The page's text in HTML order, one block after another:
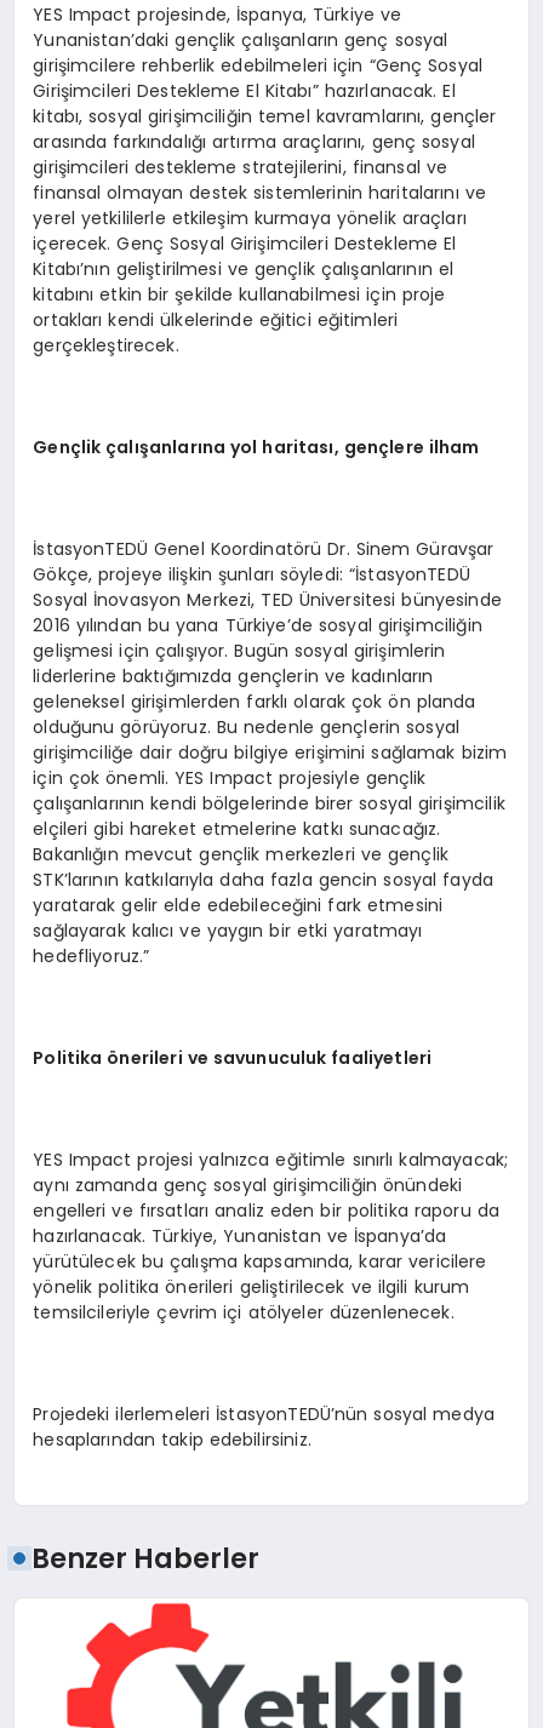
YES Impact projesinde, İspanya, Türkiye ve
Yunanistan’daki gençlik çalışanların genç sosyal
girişimcilere rehberlik edebilmeleri için “Genç Sosyal
Girişimcileri Destekleme El Kitabı” hazırlanacak. El
kitabı, sosyal girişimciliğin temel kavramlarını, gençler
arasında farkındalığı artırma araçlarını, genç sosyal
girişimcileri destekleme stratejilerini, finansal ve
finansal olmayan destek sistemlerinin haritalarını ve
yerel yetkililerle etkileşim kurmaya yönelik araçları
içerecek. Genç Sosyal Girişimcileri Destekleme El
Kitabı’nın geliştirilmesi ve gençlik çalışanlarının el
kitabını etkin bir şekilde kullanabilmesi için proje
ortakları kendi ülkelerinde eğitici eğitimleri
gerçekleştirecek.
Gençlik çalışanlarına yol haritası, gençlere ilham
İstasyonTEDÜ Genel Koordinatörü Dr. Sinem Güravşar
Gökçe, projeye ilişkin şunları söyledi: “İstasyonTEDÜ
Sosyal İnovasyon Merkezi, TED Üniversitesi bünyesinde
2016 yılından bu yana Türkiye’de sosyal girişimciliğin
gelişmesi için çalışıyor. Bugün sosyal girişimlerin
liderlerine baktığımızda gençlerin ve kadınların
geleneksel girişimlerden farklı olarak çok ön planda
olduğunu görüyoruz. Bu nedenle gençlerin sosyal
girişimciliğe dair doğru bilgiye erişimini sağlamak bizim
için çok önemli. YES Impact projesiyle gençlik
çalışanlarının kendi bölgelerinde birer sosyal girişimcilik
elçileri gibi hareket etmelerine katkı sunacağız.
Bakanlığın mevcut gençlik merkezleri ve gençlik
STK’larının katkılarıyla daha fazla gencin sosyal fayda
yaratarak gelir elde edebileceğini fark etmesini
sağlayarak kalıcı ve yaygın bir etki yaratmayı
hedefliyoruz.”
Politika önerileri ve savunuculuk faaliyetleri
YES Impact projesi yalnızca eğitimle sınırlı kalmayacak;
aynı zamanda genç sosyal girişimciliğin önündeki
engelleri ve fırsatları analiz eden bir politika raporu da
hazırlanacak. Türkiye, Yunanistan ve İspanya’da
yürütülecek bu çalışma kapsamında, karar vericilere
yönelik politika önerileri geliştirilecek ve ilgili kurum
temsilcileriyle çevrim içi atölyeler düzenlenecek.
Projedeki ilerlemeleri İstasyonTEDÜ’nün sosyal medya
hesaplarından takip edebilirsiniz.
Benzer Haberler